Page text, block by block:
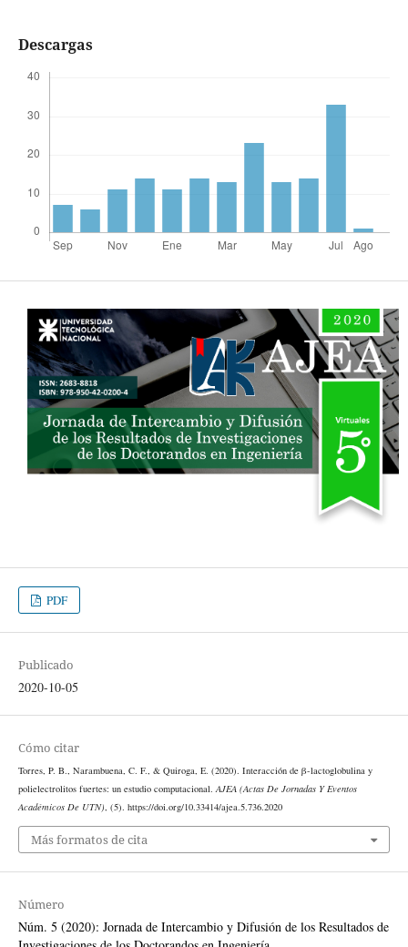
Descargas
PDF
Publicado
2020-10-05
Cómo citar
Torres, P. B., Narambuena, C. F., & Quiroga, E. (2020). Interacción de β-lactoglobulina y
polielectrolitos fuertes: un estudio computacional.AJEA (Actas De Jornadas Y Eventos
Académicos De UTN), (5). https://doi.org/10.33414/ajea.5.736.2020
Más formatos de cita
Número
Núm. 5 (2020): Jornada de Intercambio y Difusión de los Resultados de